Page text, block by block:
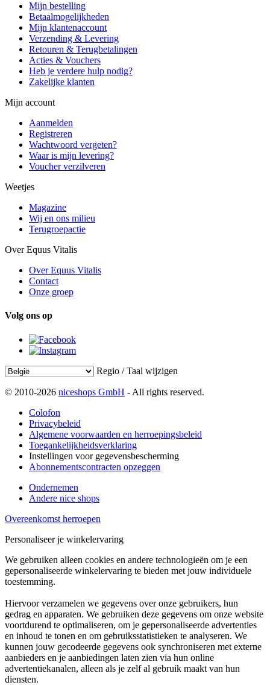
Mijn bestelling
Betaalmogelijkheden
Mijn klantenaccount
Verzending & Levering
Retouren & Terugbetalingen
Acties & Vouchers
Heb je verdere hulp nodig?
Zakelijke klanten
Mijn account
Aanmelden
Registreren
Wachtwoord vergeten?
Waar is mijn levering?
Voucher verzilveren
Weetjes
Magazine
Wij en ons milieu
Terugroepactie
Over Equus Vitalis
Over Equus Vitalis
Contact
Onze groep
Volg ons op
Regio / Taal wijzigen
© 2010-2026 niceshops GmbH - All rights reserved.
Colofon
Privacybeleid
Algemene voorwaarden en herroepingsbeleid
Toegankelijkheidsverklaring
Instellingen voor gegevensbescherming
Abonnementscontracten opzeggen
Ondernemen
Andere nice shops
Overeenkomst herroepen
Personaliseer je winkelervaring
We gebruiken alleen cookies en andere technologieën om je een
gepersonaliseerde winkelervaring te bieden met jouw individuele
toestemming.
Hiervoor verzamelen we gegevens over onze gebruikers, hun
gedrag en apparaten. We gebruiken deze gegevens om onze website
voortdurend te optimaliseren, om je gepersonaliseerde advertenties
en inhoud te tonen en om gebruiksstatistieken te analyseren. We
kunnen jouw gecodeerde gegevens ook synchroniseren met externe
aanbieders en je aanbiedingen laten zien via hun online
advertentiekanalen, alleen als je zelf al gebruik maakt van hun
diensten.